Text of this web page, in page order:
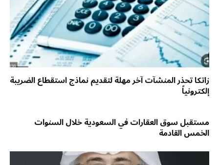
زاتكا تحذر المنشآت آخر مهلة لتقديم نماذج استقطاع الضريبة
إلكترونياً
مستقبل سوق العقارات في السعودية خلال السنوات
الخمس القادمة